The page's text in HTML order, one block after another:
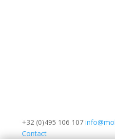
+32 (0)495 106 107
Contact